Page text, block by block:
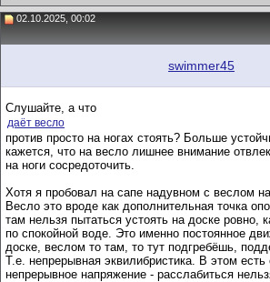
02.10.2025, 00:02
swimmer45
Слушайте, а что
даёт весло
против просто на ногах стоять? Больше
кажется, что на весло лишнее внимание
на ноги сосредоточить.
Хотя я пробовал на сапе надувном с веслом
Весло это вроде как дополнительная точка
там нельзя пытаться устоять на доске ровно,
по спокойной воде. Это именно постоянное
доске, веслом то там, то тут подгребёшь,
Т.е. непрерывная эквилибристика. В этом
непрерывное напряжение - расслабиться